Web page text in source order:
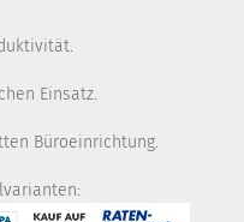
Einsatz.
Büroeinrichtung.